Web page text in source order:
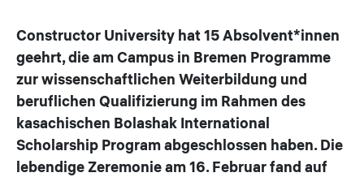
Constructor University hat 15 Absolvent*innen
geehrt, die am Campus in Bremen Programme
zur wissenschaftlichen Weiterbildung und
beruflichen Qualifizierung im Rahmen des
kasachischen Bolashak International
Scholarship Program abgeschlossen haben. Die
lebendige Zeremonie am 16. Februar fand auf